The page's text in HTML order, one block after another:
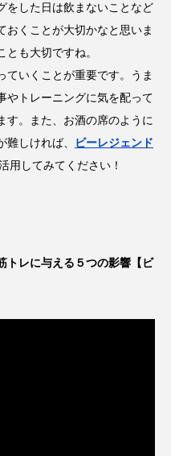
をした日は飲まないことなど
おくことが大切かなと思いま
も大切ですね。
ていくことが重要です。うま
やトレーニングに気を配って
す。また、お酒の席のように
しければ、
ビーレジェンド
用してみてください！
トレに与える５つの影響【ビ